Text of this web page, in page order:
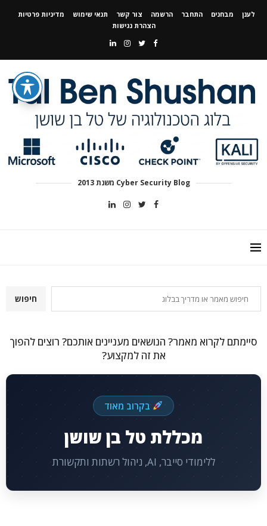
לענן מבחנים התחבר הרשמה צור קשר תנאי שימוש
מדיניות פרטיות
הצהרת נגישות
Cyber Security Blog משנת 2013
חיפוש
סיימתם לקרוא מאמר? הנושאים מעניינים אותכם? רוצים להפוך
את זה למקצוע?
בקרוב מאוד
מכללת טל בן שושן
ללימודי סייבר, AI, ניהול רשתות ותקשורת